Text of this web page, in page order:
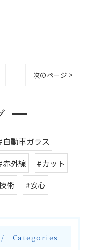
次のページ >
自動車ガラス
赤外線
#カット
術 #安心
Categories